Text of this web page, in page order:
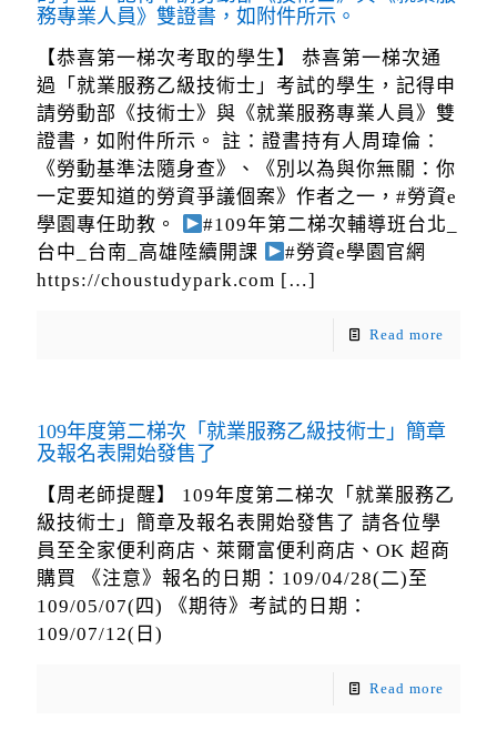
務專業人員》雙證書，如附件所示。
【恭喜第一梯次考取的學生】 恭喜第一梯次通
過「就業服務乙級技術士」考試的學生，記得申
請勞動部《技術士》與《就業服務專業人員》雙
證書，如附件所示。 註：證書持有人周瑋倫：
《勞動基準法隨身查》、《別以為與你無關：你
一定要知道的勞資爭議個案》作者之一，#勞資e
學園專任助教。
#109年第二梯次輔導班台北_
台中_台南_高雄陸續開課
#勞資e學園官網
https://choustudypark.com […]
Read more
109年度第二梯次「就業服務乙級技術士」簡章
及報名表開始發售了
【周老師提醒】 109年度第二梯次「就業服務乙
級技術士」簡章及報名表開始發售了 請各位學
員至全家便利商店、萊爾富便利商店、OK 超商
購買 《注意》報名的日期：109/04/28(二)至
109/05/07(四) 《期待》考試的日期：
109/07/12(日)
Read more